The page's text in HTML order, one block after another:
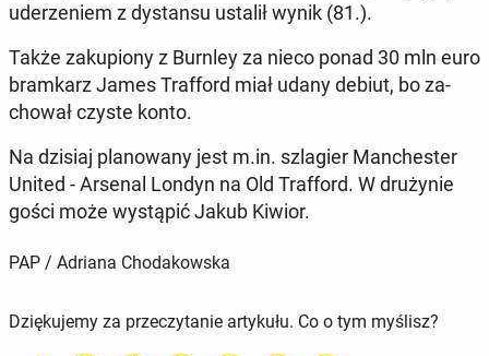
ude­rze­niem z dy­stan­su ustalił wynik (81.).
Także za­ku­pio­ny z Burnley za nieco ponad 30 mln euro
bram­karz James Traf­ford miał udany debiut, bo za­
cho­wał czyste konto.
Na dzisiaj pla­no­wa­ny jest m.in. szla­gier Man­che­ster
United - Arsenal Londyn na Old Traf­ford. W dru­ży­nie
gości może wy­stą­pić Jakub Kiwior.
PAP / Adriana Chodakowska
Dziękujemy za przeczytanie artykułu. Co o tym myślisz?